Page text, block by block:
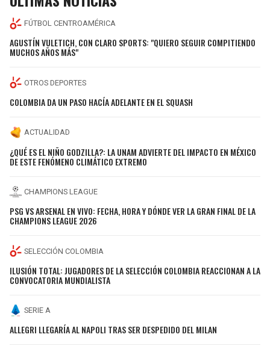
FÚTBOL CENTROAMÉRICA
AGUSTÍN VULETICH, CON CLARO SPORTS: "QUIERO SEGUIR COMPITIENDO
MUCHOS AÑOS MÁS"
OTROS DEPORTES
COLOMBIA DA UN PASO HACÍA ADELANTE EN EL SQUASH
ACTUALIDAD
¿QUÉ ES EL NIÑO GODZILLA?: LA UNAM ADVIERTE DEL IMPACTO EN MÉXICO
DE ESTE FENÓMENO CLIMÁTICO EXTREMO
CHAMPIONS LEAGUE
PSG VS ARSENAL EN VIVO: FECHA, HORA Y DÓNDE VER LA GRAN FINAL DE LA
CHAMPIONS LEAGUE 2026
SELECCIÓN COLOMBIA
ILUSIÓN TOTAL: JUGADORES DE LA SELECCIÓN COLOMBIA REACCIONAN A LA
CONVOCATORIA MUNDIALISTA
SERIE A
ALLEGRI LLEGARÍA AL NAPOLI TRAS SER DESPEDIDO DEL MILAN